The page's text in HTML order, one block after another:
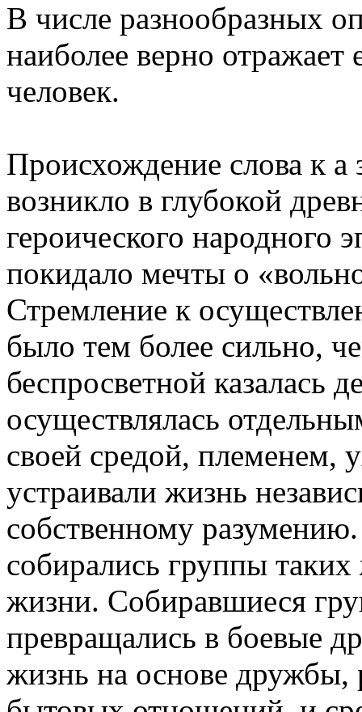
В числе разнообразных
наиболее верно
человек.
Происхождение слова к а
возникло в глубокой
героического народного
покидало мечты о
Стремление к
было тем более сильно,
беспросветной казалась
осуществлялась
своей средой,
устраивали жизнь
собственному
собирались группы таких
жизни. Собиравшиеся
превращались в боевые
жизнь на основе дружбы,